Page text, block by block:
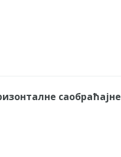
саобраћајне